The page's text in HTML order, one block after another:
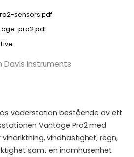
sensors.pdf
pro2.pdf
Davis Instruments
väderstation bestående av ett
Vantage Pro2 med
vindhastighet, regn,
samt en inomhusenhet